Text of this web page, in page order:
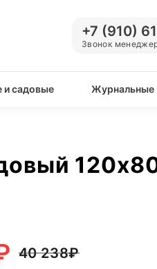
+7 (910)
Звонок
и садовые Журнальные
40 238₽